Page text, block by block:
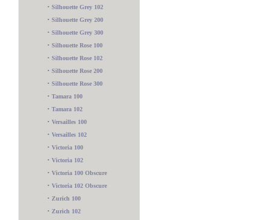
• Silhouette Grey 102
• Silhouette Grey 200
• Silhouette Grey 300
• Silhouette Rose 100
• Silhouette Rose 102
• Silhouette Rose 200
• Silhouette Rose 300
• Tamara 100
• Tamara 102
• Versailles 100
• Versailles 102
• Victoria 100
• Victoria 102
• Victoria 100 Obscure
• Victoria 102 Obscure
• Zurich 100
• Zurich 102